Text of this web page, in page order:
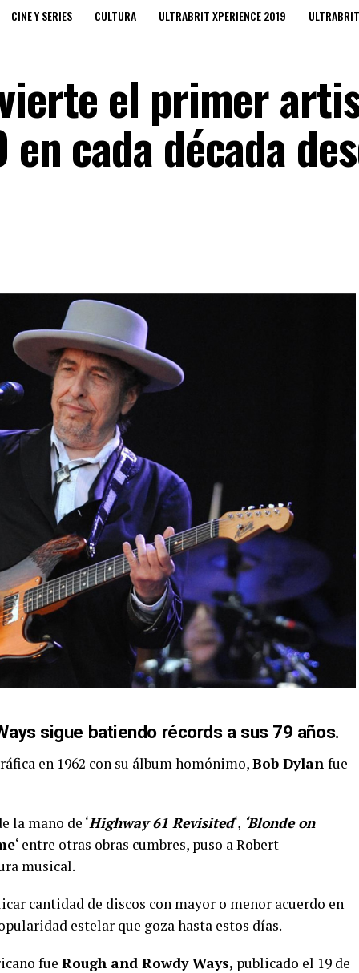
CINE Y SERIES CULTURA ULTRABRIT XPERIENCE 2019
el primer
cada década
sigue batiendo récords a sus 79 años.
en 1962 con su álbum homónimo,Bob Dylan fue
la mano de ‘Highway 61 Revisited‘, ‘Blonde on
‘ entre otras obras cumbres, puso a Robert
musical.
cantidad de discos con mayor o menor acuerdo en
estelar que goza hasta estos días.
fue Rough and Rowdy Ways, publicado el 19 de